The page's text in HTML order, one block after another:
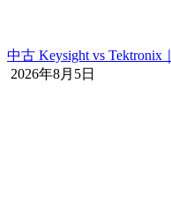
中古 Keysight vs
2026年8月5日